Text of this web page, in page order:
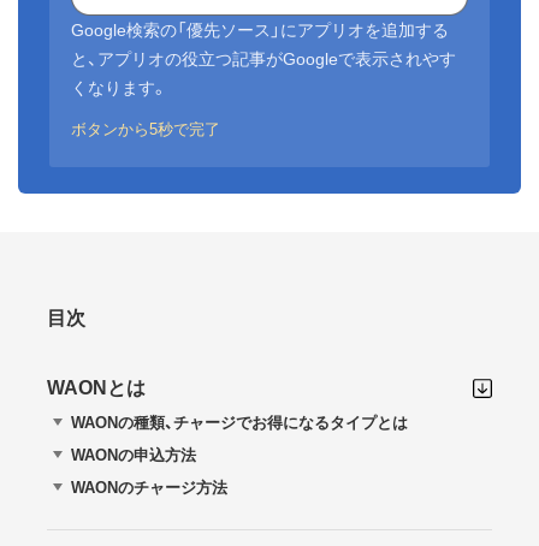
Google検索の「優先ソース」にアプリオを追加する
と、アプリオの役立つ記事がGoogleで表示されやす
くなります。
ボタンから5秒で完了
目次
WAONとは
WAONの種類、チャージでお得になるタイプとは
WAONの申込方法
WAONのチャージ方法